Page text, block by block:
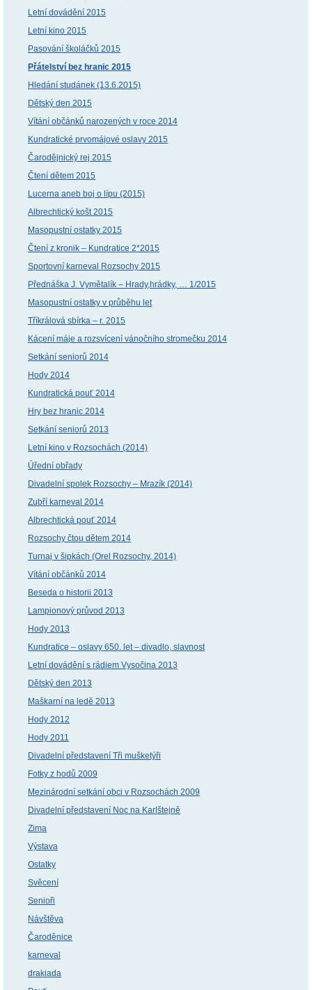
Letní dovádění 2015
Letní kino 2015
Pasování školáčků 2015
Přátelství bez hranic 2015
Hledání studánek (13.6.2015)
Dětský den 2015
Vítání občánků narozených v roce 2014
Kundratické prvomájové oslavy 2015
Čarodějnický rej 2015
Čtení dětem 2015
Lucerna aneb boj o lípu (2015)
Albrechtický košt 2015
Masopustní ostatky 2015
Čtení z kronik – Kundratice 2*2015
Sportovní karneval Rozsochy 2015
Přednáška J. Vymětalík – Hrady,hrádky, … 1/2015
Masopustní ostatky v průběhu let
Tříkrálová sbírka – r. 2015
Kácení máje a rozsvícení vánočního stromečku 2014
Setkání seniorů 2014
Hody 2014
Kundratická pouť 2014
Hry bez hranic 2014
Setkání seniorů 2013
Letní kino v Rozsochách (2014)
Úřední obřady
Divadelní spolek Rozsochy – Mrazík (2014)
Zubří karneval 2014
Albrechtická pouť 2014
Rozsochy čtou dětem 2014
Turnaj v šipkách (Orel Rozsochy, 2014)
Vítání občánků 2014
Beseda o historii 2013
Lampionový průvod 2013
Hody 2013
Kundratice – oslavy 650. let – divadlo, slavnost
Letní dovádění s rádiem Vysočina 2013
Dětský den 2013
Maškarní na ledě 2013
Hody 2012
Hody 2011
Divadelní představení Tři mušketýři
Fotky z hodů 2009
Mezinárodní setkání obci v Rozsochách 2009
Divadelní představení Noc na Karlštejně
Zima
Výstava
Ostatky
Svěcení
Senioři
Návštěva
Čaroděnice
karneval
drakiada